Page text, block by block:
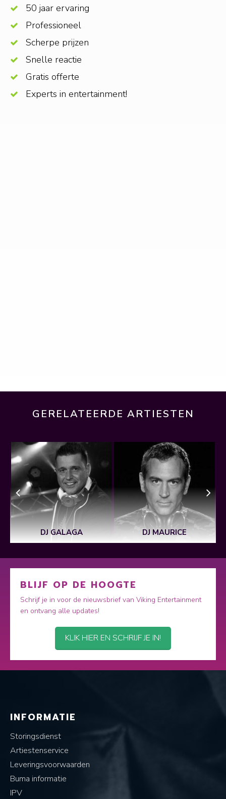
50 jaar ervaring
Professioneel
Scherpe prijzen
Snelle reactie
Gratis offerte
Experts in entertainment!
GERELATEERDE ARTIESTEN
DJ GALAGA DJ MAURICE
BLIJF OP DE HOOGTE
Schrijf je in voor de nieuwsbrief van Viking Entertainment
en ontvang alle updates!
KLIK HIER EN SCHRIJF JE IN!
INFORMATIE
Storingsdienst
Artiestenservice
Leveringsvoorwaarden
Buma informatie
IPV